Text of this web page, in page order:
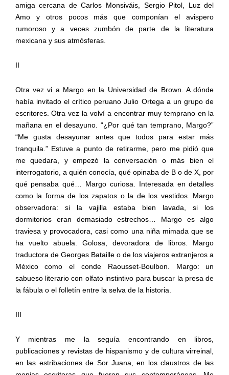
amiga cercana de Carlos Monsiváis, Sergio Pitol, Luz del
Amo y otros pocos más que componían el avispero
rumoroso y a veces zumbón de parte de la literatura
mexicana y sus atmósferas.
II
Otra vez vi a Margo en la Universidad de Brown. A dónde
había invitado el crítico peruano Julio Ortega a un grupo de
escritores. Otra vez la volví a encontrar muy temprano en la
mañana en el desayuno. “¿Por qué tan temprano, Margo?”
“Me gusta desayunar antes que todos para estar más
tranquila.” Estuve a punto de retirarme, pero me pidió que
me quedara, y empezó la conversación o más bien el
interrogatorio, a quién conocía, qué opinaba de B o de X, por
qué pensaba qué… Margo curiosa. Interesada en detalles
como la forma de los zapatos o la de los vestidos. Margo
observadora: si la vajilla estaba bien lavada, si los
dormitorios eran demasiado estrechos… Margo es algo
traviesa y provocadora, casi como una niña mimada que se
ha vuelto abuela. Golosa, devoradora de libros. Margo
traductora de Georges Bataille o de los viajeros extranjeros a
México como el conde Raousset-Boulbon. Margo: un
sabueso literario con olfato instintivo para buscar la presa de
la fábula o el folletín entre la selva de la historia.
III
Y mientras me la seguía encontrando en libros,
publicaciones y revistas de hispanismo y de cultura virreinal,
en las estribaciones de Sor Juana, en los claustros de las